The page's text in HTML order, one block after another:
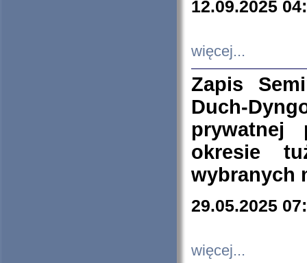
12.09.2025
więcej...
Zapis
Duch-
prywatnej
okresie
wybranych
29.05.2025
więcej...